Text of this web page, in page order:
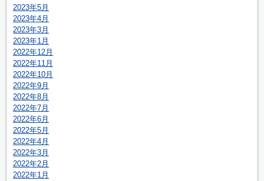
2023年5月
2023年4月
2023年3月
2023年1月
2022年12月
2022年11月
2022年10月
2022年9月
2022年8月
2022年7月
2022年6月
2022年5月
2022年4月
2022年3月
2022年2月
2022年1月